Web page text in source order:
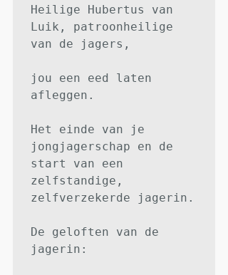
Heilige Hubertus van
Luik, patroonheilige
van de jagers,
jou een eed laten
afleggen.
Het einde van je
jongjagerschap en de
start van een
zelfstandige,
zelfverzekerde jagerin.
De geloften van de
jagerin: